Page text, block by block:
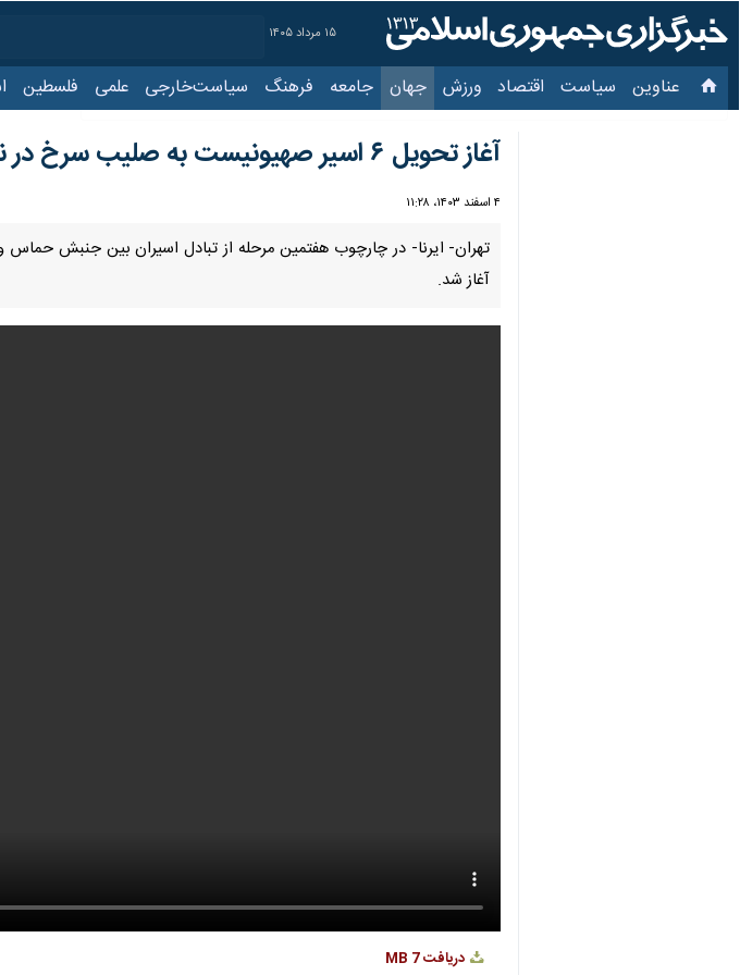
۱۵ مرداد ۱۴۰۵
عناوین‌ سیاست اقتصاد ورزش جهان جامعه فرهنگ سیاست‌خارجی علمی فلسطین استان‌ها
آغاز تحویل ۶ اسیر صهیونیست به صلیب سرخ در نوار غزه + فیلم
۴ اسفند ۱۴۰۳، ۱۱:۲۸
تهران- ایرنا- در چارچوب هفتمین مرحله از تبادل اسیران بین جنبش
آغاز شد.
دریافت7 MB